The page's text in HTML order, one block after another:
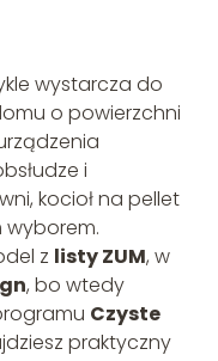
wystarcza do
o powierzchni
i
kocioł na pellet
wyborem.
z listy ZUM, w
, bo wtedy
Czyste
praktyczny